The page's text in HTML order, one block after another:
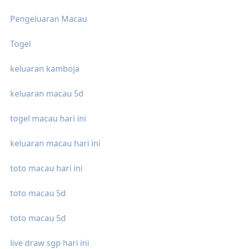
Pengeluaran Macau
Togel
keluaran kamboja
keluaran macau 5d
togel macau hari ini
keluaran macau hari ini
toto macau hari ini
toto macau 5d
toto macau 5d
live draw sgp hari ini